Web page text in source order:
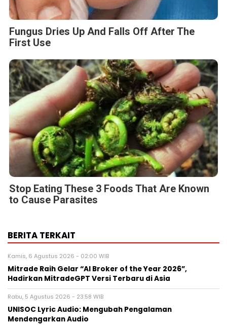
Fungus Dries Up And Falls Off After The
First Use
Stop Eating These 3 Foods That Are Known
to Cause Parasites
BERITA TERKAIT
Kamis, 6 Agustus 2026 - 02:00 WIB
Mitrade Raih Gelar “AI Broker of the Year 2026”,
Hadirkan MitradeGPT Versi Terbaru di Asia
Rabu, 5 Agustus 2026 - 23:58 WIB
UNISOC Lyric Audio: Mengubah Pengalaman
Mendengarkan Audio